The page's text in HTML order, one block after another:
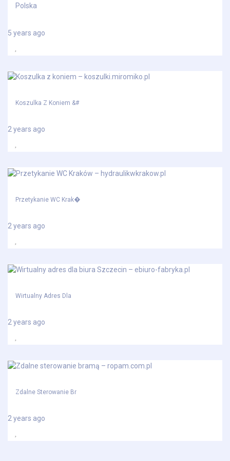
Polska
5 years ago
Koszulka Z Koniem &#
2 years ago
Przetykanie WC Krak�
2 years ago
Wirtualny Adres Dla
2 years ago
Zdalne Sterowanie Br
2 years ago